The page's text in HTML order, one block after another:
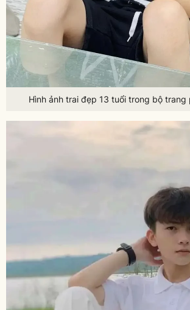
Hình ảnh trai đẹp 13 tuổi trong bộ trang